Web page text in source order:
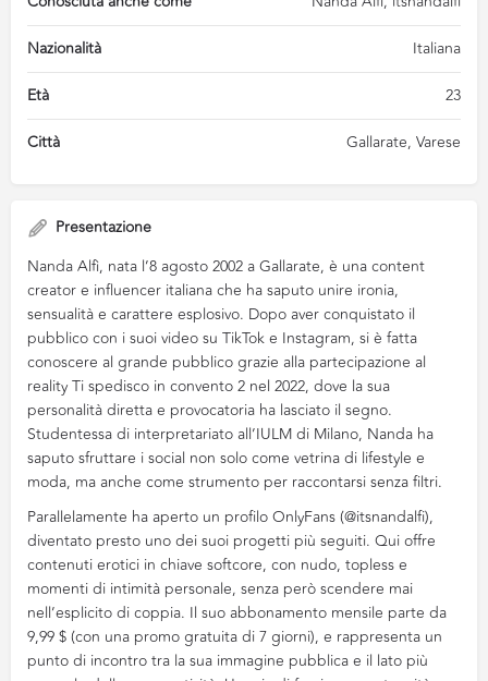
Nazionalità Italiana
Età 23
Città Gallarate, Varese
Presentazione
Nanda Alfì, nata l’8 agosto 2002 a Gallarate, è una content
creator e influencer italiana che ha saputo unire ironia,
sensualità e carattere esplosivo. Dopo aver conquistato il
pubblico con i suoi video su TikTok e Instagram, si è fatta
conoscere al grande pubblico grazie alla partecipazione al
reality Ti spedisco in convento 2 nel 2022, dove la sua
personalità diretta e provocatoria ha lasciato il segno.
Studentessa di interpretariato all’IULM di Milano, Nanda ha
saputo sfruttare i social non solo come vetrina di lifestyle e
moda, ma anche come strumento per raccontarsi senza filtri.
Parallelamente ha aperto un profilo OnlyFans (@itsnandalfi),
diventato presto uno dei suoi progetti più seguiti. Qui offre
contenuti erotici in chiave softcore, con nudo, topless e
momenti di intimità personale, senza però scendere mai
nell’esplicito di coppia. Il suo abbonamento mensile parte da
9,99 $ (con una promo gratuita di 7 giorni), e rappresenta un
punto di incontro tra la sua immagine pubblica e il lato più